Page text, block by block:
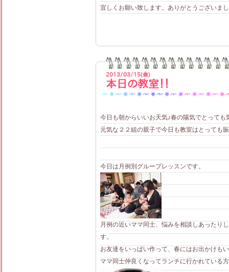
宜しくお願い致します。ありがとうございま
2013/03/15(金)
本日の教室！！
今日も朝からいいお天気♪春の陽気でとっても
元気な２２組の親子で今日も教室はとっても
今日は月例別グループレッスンです。
月例の近いママ同士、悩みを相談しあったり
す。
お友達をいっぱい作って、春にはお出かけも
ママ同士仲良くなってランチに行かれている